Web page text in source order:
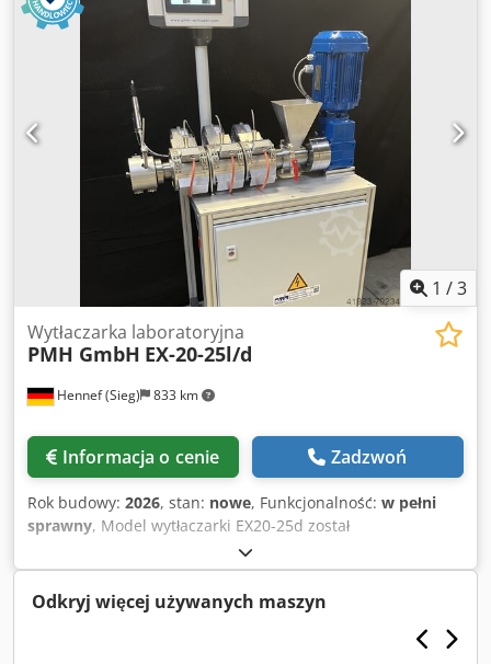
1 /3
Hennef (Sieg) 833 km
Wytłaczarka laboratoryjna
PMH GmbH EX-20-25l/d
Informacja o cenie Zadzwoń
Rok budowy: 2026, stan: nowe, Funkcjonalność: w pełni
sprawny, Model wytłaczarki EX20-25d został
zaprojektowany do zastosowań laboratoryjnych i osiąga
wydajność uplastyczniania na poziomie 5 kg/h. Wytłaczarka
może być wykorzystywana do opracowywania materiałów,
produkcji małych partii lub jako wytłaczarka do filamentów.
Odkryj więcej używanych maszyn